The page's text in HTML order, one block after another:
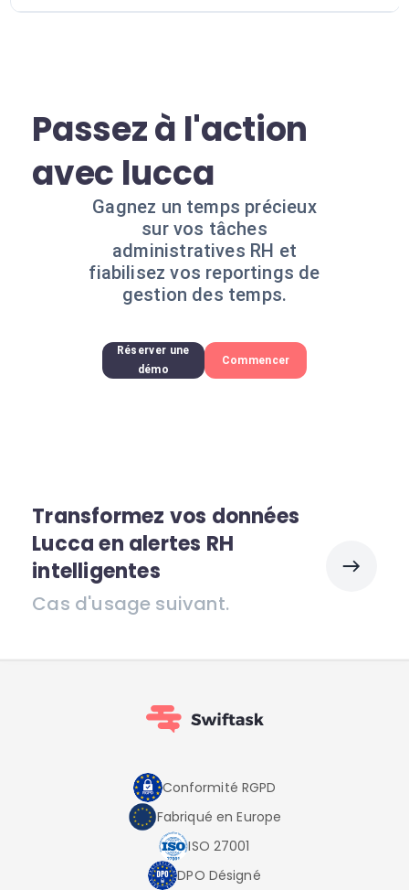
Passez à l'action
avec lucca
Gagnez un temps précieux
sur vos tâches
administratives RH et
fiabilisez vos reportings de
gestion des temps.
Réserver une
démo
Commencer
Transformez vos données
Lucca en alertes RH
intelligentes
Cas d'usage suivant.
Conformité RGPD
Fabriqué en Europe
ISO 27001
DPO Désigné